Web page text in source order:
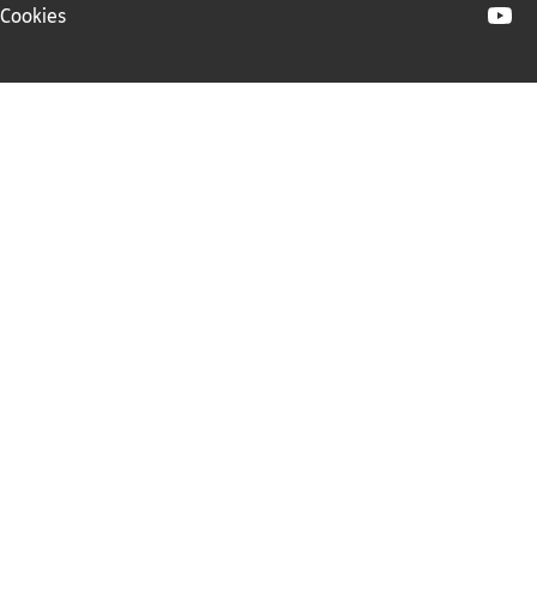
Cookies